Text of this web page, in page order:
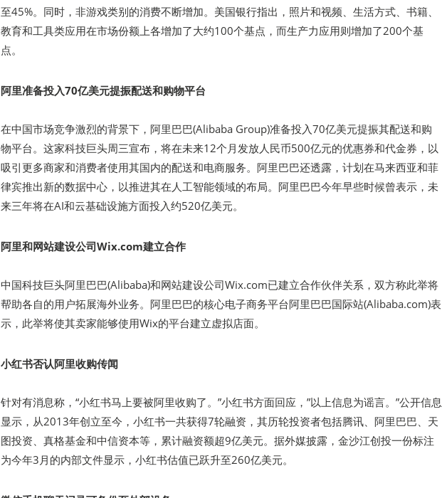
至45%。同时，非游戏类别的消费不断增加。美国银行指出，照片和视频、生活方式、书籍、
教育和工具类应用在市场份额上各增加了大约100个基点，而生产力应用则增加了200个基
点。
阿里准备投入70亿美元提振配送和购物平台
在中国市场竞争激烈的背景下，阿里巴巴(Alibaba Group)准备投入70亿美元提振其配送和购
物平台。这家科技巨头周三宣布，将在未来12个月发放人民币500亿元的优惠券和代金券，以
吸引更多商家和消费者使用其国内的配送和电商服务。阿里巴巴还透露，计划在马来西亚和菲
律宾推出新的数据中心，以推进其在人工智能领域的布局。阿里巴巴今年早些时候曾表示，未
来三年将在AI和云基础设施方面投入约520亿美元。
阿里和网站建设公司Wix.com建立合作
中国科技巨头阿里巴巴(Alibaba)和网站建设公司Wix.com已建立合作伙伴关系，双方称此举将
帮助各自的用户拓展海外业务。阿里巴巴的核心电子商务平台阿里巴巴国际站(Alibaba.com)表
示，此举将使其卖家能够使用Wix的平台建立虚拟店面。
小红书否认阿里收购传闻
针对有消息称，“小红书马上要被阿里收购了。”小红书方面回应，”以上信息为谣言。”公开信息
显示，从2013年创立至今，小红书一共获得7轮融资，其历轮投资者包括腾讯、阿里巴巴、天
图投资、真格基金和中信资本等，累计融资额超9亿美元。据外媒披露，金沙江创投一份标注
为今年3月的内部文件显示，小红书估值已跃升至260亿美元。